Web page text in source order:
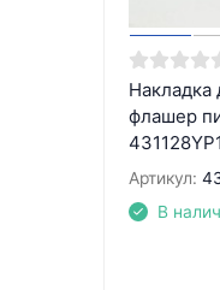
Накладка
флашер
Артикул:
В